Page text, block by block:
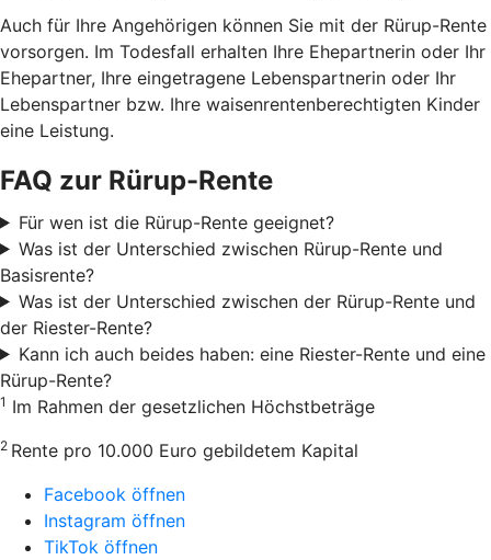
Auch für Ihre Angehörigen können Sie mit der Rürup-Rente
vorsorgen. Im Todesfall erhalten Ihre Ehepartnerin oder Ihr
Ehepartner, Ihre eingetragene Lebenspartnerin oder Ihr
Lebenspartner bzw. Ihre waisenrentenberechtigten Kinder
eine Leistung.
FAQ zur Rürup-Rente
Für wen ist die Rürup-Rente geeignet?
Was ist der Unterschied zwischen Rürup-Rente und
Basisrente?
Was ist der Unterschied zwischen der Rürup-Rente und
der Riester-Rente?
Kann ich auch beides haben: eine Riester-Rente und eine
Rürup-Rente?
1 Im Rahmen der gesetzlichen Höchstbeträge
2 Rente pro 10.000 Euro gebildetem Kapital
Facebook öffnen
Instagram öffnen
TikTok öffnen